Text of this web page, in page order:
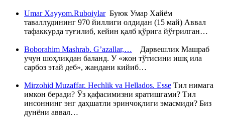
Umar Xayyom.RuboiylarБуюк Умар Хайём
таваллудининг 970 йиллиги олдидан (15 май) Аввал
тафаккурда туғилиб, кейин қалб қўрига йўғрилган…
Boborahim Mashrab. G’azallar,… Дарвешлик Машраб
учун шоҳликдан баланд. У «жон тўтисини ишқ ила
сарбоз этай деб», жандани кийиб…
Mirzohid Muzaffar. Hechlik va Hellados. Esse Тил нимага
имкон беради? Ўз қафасимизни яратишгами? Тил
инсоннинг энг даҳшатли эринчоқлиги эмасмиди? Биз
дунёни аввал…